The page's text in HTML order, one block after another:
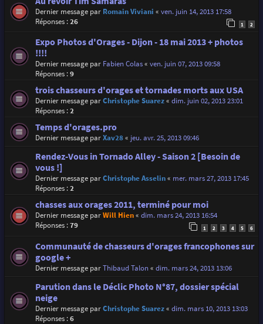
Dernier message par Romain Viviani « ven. juin 14, 2013 17:58
Réponses :26 1 2
Expo Photos d'Orages - Dijon - 18 mai 2013 + photos
!!!!
Dernier message par Fabien Colas« ven. juin 07, 2013 09:58
Réponses :9
trois chasseurs d'orages et tornades morts aux USA
Dernier message parChristophe Suarez« dim. juin 02, 2013 23:01
Réponses :2
Temps d'orages.pro
Dernier message parXav28« jeu. avr. 25, 2013 09:46
Rendez-Vous in Tornado Alley - Saison 2 [Besoin de
vous !]
Dernier message parChristophe Asselin« mer. mars 27, 2013 17:45
Réponses :2
chasses aux orages 2011, terminé pour moi
Dernier message parWill Hien« dim. mars 24, 2013 16:54
Réponses :79 1 2 3 4 5 6
Communauté de chasseurs d'orages francophones sur
google +
Dernier message parThibaud Talon« dim. mars 24, 2013 13:06
Parution dans le Déclic Photo N°87, dossier spécial
neige
Dernier message parChristophe Suarez« dim. mars 10, 2013 13:03
Réponses :6